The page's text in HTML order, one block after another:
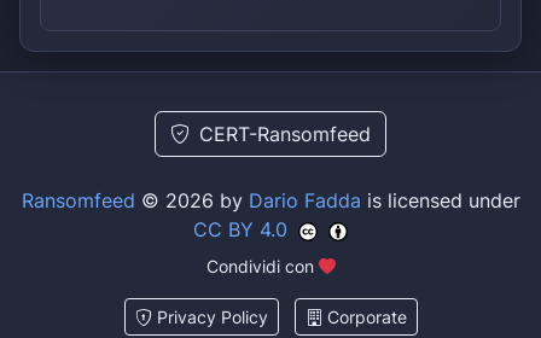
CERT-Ransomfeed
Ransomfeed © 2026 by Dario Fadda is licensed under
CC BY 4.0
Condividi con
Privacy Policy Corporate